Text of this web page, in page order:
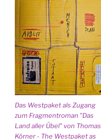
Das Westpaket als Zugang
zum Fragmentroman "Das
Land aller Übel" von Thomas
Körner - The Westpaket as